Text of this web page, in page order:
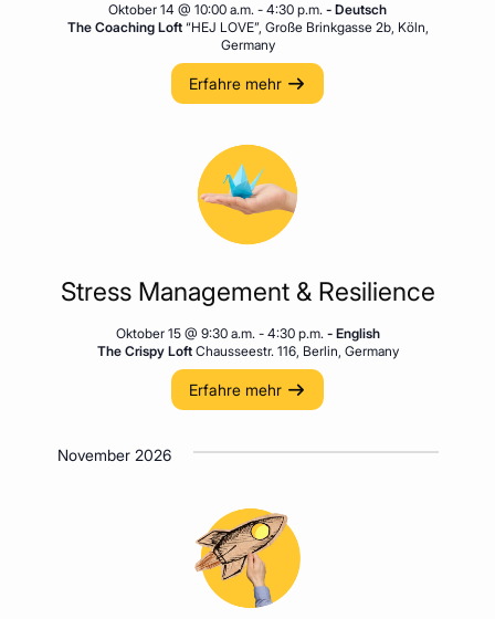
Oktober 14 @ 10:00 a.m. - 4:30 p.m. - Deutsch
The Coaching Loft “HEJ LOVE”, Große Brinkgasse 2b, Köln,
Germany
Erfahre mehr
Stress Management & Resilience
Oktober 15 @ 9:30 a.m.- 4:30 p.m. - English
The Crispy Loft Chausseestr. 116, Berlin, Germany
Erfahre mehr
November 2026